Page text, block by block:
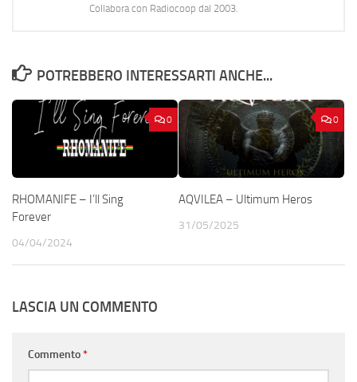
Collabora con Radiocoop dal 2003.
POTREBBERO INTERESSARTI ANCHE...
0
RHOMANIFE – I’ll Sing
Forever
04/04/2024
0
AQVILEA – Ultimum Heros
31/05/2025
LASCIA UN COMMENTO
Commento*